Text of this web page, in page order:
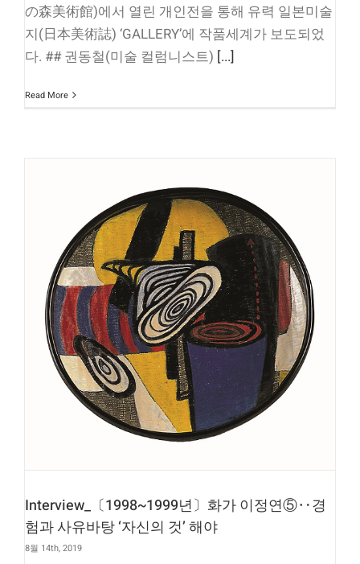
の森美術館)에서 열린 개인전을 통해 유력 일본미술
지(日本美術誌) ‘GALLERY’에 작품세계가 보도되었
다. ## 권동철(미술 컬럼니스트) [...]
Read More
Interview_〔1998~1999년〕화가 이정연⑤‥경
험과 사유바탕 ‘자신의 것’ 해야
8월 14th, 2019